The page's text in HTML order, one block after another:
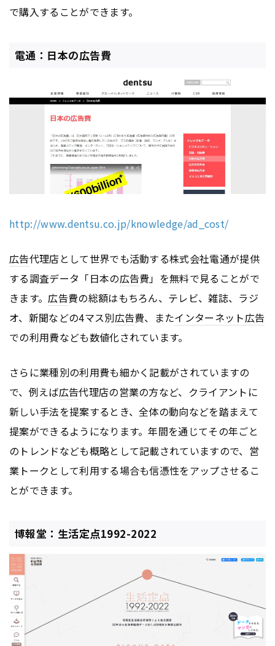
で購入することができます。
電通：日本の広告費
http://www.dentsu.co.jp/knowledge/ad_cost/
広告代理店として世界でも活動する株式会社電通が提供
する調査データ「日本の広告費」を無料で見ることがで
きます。広告費の総額はもちろん、テレビ、雑誌、ラジ
オ、新聞などの4マス別広告費、またインターネット広告
での利用費なども数値化されています。
さらに業種別の利用費も細かく記載がされていますの
で、例えば広告代理店の営業の方など、クライアントに
新しい手法を提案するとき、全体の動向などを踏まえて
提案ができるようになります。年間を通じてその年ごと
のトレンドなども概略として記載されていますので、営
業トークとして利用する場合も信憑性をアップさせるこ
とができます。
博報堂：生活定点1992-2022